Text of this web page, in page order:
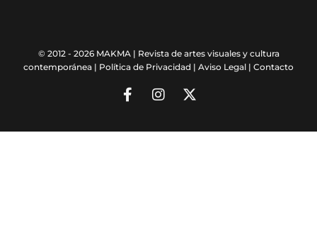
© 2012 - 2026 MAKMA | Revista de artes visuales y cultura
contemporánea | Política de Privacidad | Aviso Legal | Contacto